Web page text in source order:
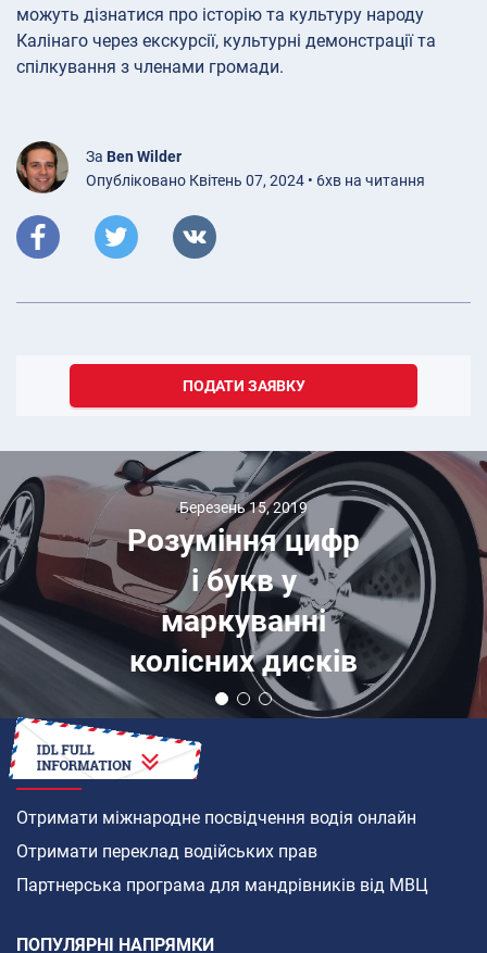
можуть дізнатися про історію та культуру народу
Калінаго через екскурсії, культурні демонстрації та
спілкування з членами громади.
За Ben Wilder
Опубліковано Квітень 07, 2024 • 6хв на читання
ПОДАТИ ЗАЯВКУ
Березень 15, 2019
Розуміння цифр
і букв у
маркуванні
колісних дисків
ЯК
Отримати міжнародне посвідчення водія онлайн
Отримати переклад водійських прав
Партнерська програма для мандрівників від МВЦ
ПОПУЛЯРНІ НАПРЯМКИ